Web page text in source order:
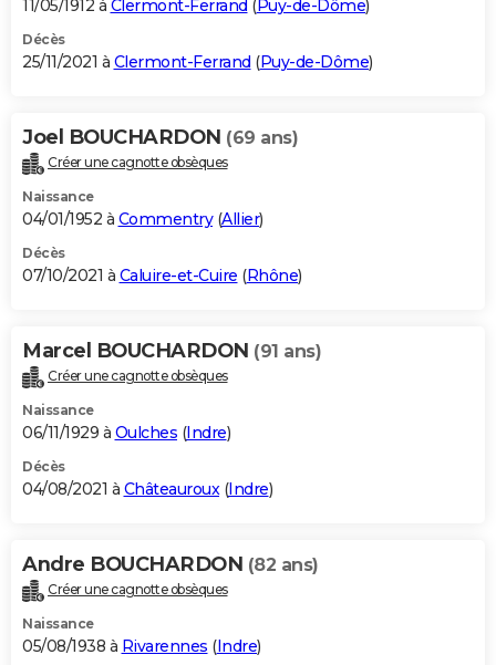
11/05/1912 à Clermont-Ferrand ( Puy-de-Dôme)
Décès
25/11/2021 à Clermont-Ferrand (Puy-de-Dôme)
Joel BOUCHARDON (69 ans)
Créer une cagnotte obsèques
Naissance
04/01/1952 à Commentry(Allier)
Décès
07/10/2021 à Caluire-et-Cuire (Rhône)
Marcel BOUCHARDON (91 ans)
Créer une cagnotte obsèques
Naissance
06/11/1929 à Oulches (Indre)
Décès
04/08/2021 à Châteauroux(Indre)
Andre BOUCHARDON (82 ans)
Créer une cagnotte obsèques
Naissance
05/08/1938 à Rivarennes (Indre)